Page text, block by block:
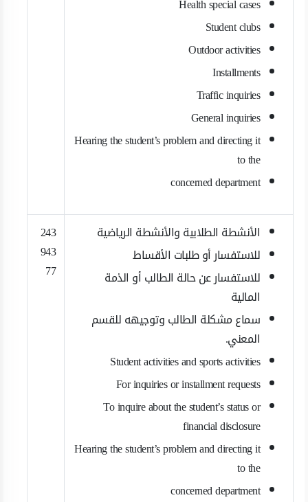
Health special cases
Student clubs
Outdoor activities
Installments
Traffic inquiries
General inquiries
Hearing the student’s problem and directing it
to the
concerned department
الأنشطة الطلابية والأنشطة الرياضية
للاستفسار أو طلبات الأقساط
للاستفسار عن حالة الطالب أو الذمة
المالية
سماع مشكلة الطالب وتوجيهه للقسم
المعني.
Student activities and sports activities
For inquiries or installment requests
To inquire about the student’s status or
financial disclosure
Hearing the student’s problem and directing it
to the
concerned department
243
943
77